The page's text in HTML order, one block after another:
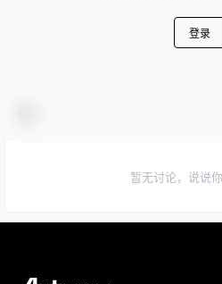
登录
暂无讨论，说说